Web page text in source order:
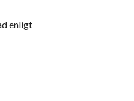
enligt